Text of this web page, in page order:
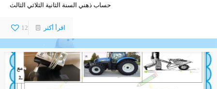
حساب ذهني السنة الثانية الثلاثي الثالث
12 اقرأ أكثر